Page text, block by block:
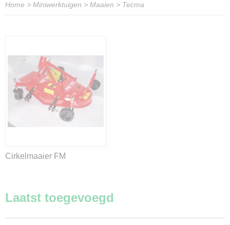
Home > Miniwerktuigen > Maaien > Tecma
Cirkelmaaier FM
Laatst toegevoegd